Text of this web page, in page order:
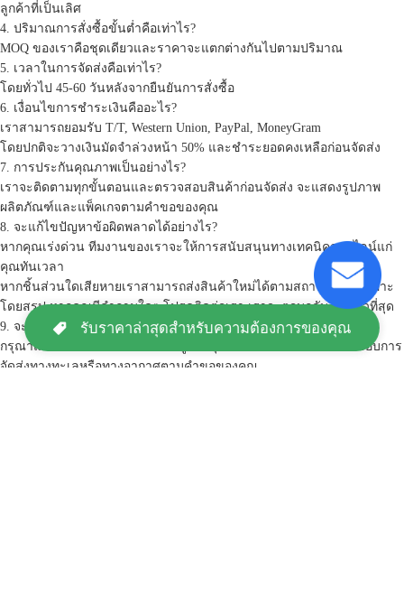
ลูกค้าที่เป็นเลิศ
4. ปริมาณการสั่งซื้อขั้นต่ำคือเท่าไร?
MOQ ของเราคือชุดเดียวและราคาจะแตกต่างกันไปตามปริมาณ
5. เวลาในการจัดส่งคือเท่าไร?
โดยทั่วไป 45-60 วันหลังจากยืนยันการสั่งซื้อ
6. เงื่อนไขการชำระเงินคืออะไร?
เราสามารถยอมรับ T/T, Western Union, PayPal, MoneyGram
โดยปกติจะวางเงินมัดจำล่วงหน้า 50% และชำระยอดคงเหลือก่อนจัดส่ง
7. การประกันคุณภาพเป็นอย่างไร?
เราจะติดตามทุกขั้นตอนและตรวจสอบสินค้าก่อนจัดส่ง จะแสดงรูปภาพ
ผลิตภัณฑ์และแพ็คเกจตามคำขอของคุณ
8. จะแก้ไขปัญหาข้อผิดพลาดได้อย่างไร?
หากคุณเร่งด่วน ทีมงานของเราจะให้การสนับสนุนทางเทคนิคออนไลน์แก่
คุณทันเวลา
หากชิ้นส่วนใดเสียหายเราสามารถส่งสินค้าใหม่ได้ตามสถานการณ์เฉพาะ
โดยสรุป หากคุณมีคำถามใดๆ โปรดติดต่อเรา เราจะตอบกลับโดยเร็วที่สุด
9. จะรับค่าจัดส่งได้อย่างไร?
กรุณาแจ้งท่าเรือปลายทางหรือที่อยู่ของคุณเพื่อให้เราสามารถตรวจสอบการ
จัดส่งทางทะเลหรือทางอากาศตามคำขอของคุณ
รับราคาล่าสุดสำหรับความต้องการของคุณ